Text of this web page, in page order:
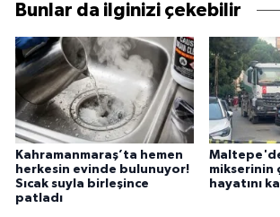
Bunlar da ilginizi çekebilir
Kahramanmaraş’ta hemen
herkesin evinde bulunuyor!
Sıcak suyla birleşince
patladı
mikserinin
hayatını